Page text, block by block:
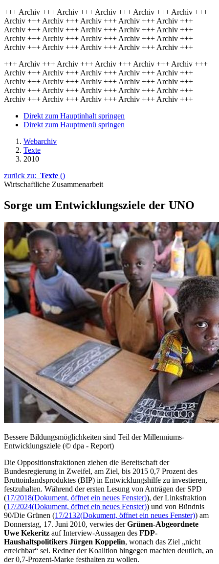
+++ Archiv +++ Archiv +++ Archiv +++ Archiv +++ Archiv +++
Archiv +++ Archiv +++ Archiv +++ Archiv +++ Archiv +++
Archiv +++ Archiv +++ Archiv +++ Archiv +++ Archiv +++
Archiv +++ Archiv +++ Archiv +++ Archiv +++ Archiv +++
Archiv +++ Archiv +++ Archiv +++ Archiv +++ Archiv +++
+++ Archiv +++ Archiv +++ Archiv +++ Archiv +++ Archiv +++
Archiv +++ Archiv +++ Archiv +++ Archiv +++ Archiv +++
Archiv +++ Archiv +++ Archiv +++ Archiv +++ Archiv +++
Archiv +++ Archiv +++ Archiv +++ Archiv +++ Archiv +++
Archiv +++ Archiv +++ Archiv +++ Archiv +++ Archiv +++
Direkt zum Hauptinhalt springen
Direkt zum Hauptmenü springen
Webarchiv
Texte
2010
zurück zu: Texte ()
Wirtschaftliche Zusammenarbeit
Sorge um Entwicklungsziele der UNO
Bessere Bildungsmöglichkeiten sind Teil der Millenniums-
Entwicklungsziele (© dpa - Report)
Die Oppositionsfraktionen ziehen die Bereitschaft der
Bundesregierung in Zweifel, am Ziel, bis 2015 0,7 Prozent des
Bruttoinlandsproduktes (BIP) in Entwicklungshilfe zu investieren,
festzuhalten. Während der ersten Lesung von Anträgen der SPD
(17/2018(Dokument, öffnet ein neues Fenster)), der Linksfraktion
(17/2024(Dokument, öffnet ein neues Fenster)) und von Bündnis
90/Die Grünen (17/2132(Dokument, öffnet ein neues Fenster)) am
Donnerstag, 17. Juni 2010, verwies derGrünen-Abgeordnete
Uwe Kekeritz auf Interview-Aussagen des FDP-
Haushaltspolitikers Jürgen Koppelin, wonach das Ziel „nicht
erreichbar“ sei. Redner der Koalition hingegen machten deutlich, an
der 0,7-Prozent-Marke festhalten zu wollen.